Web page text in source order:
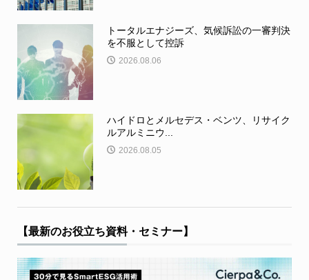
トータルエナジーズ、気候訴訟の一審判決
を不服として控訴
2026.08.06
ハイドロとメルセデス・ベンツ、リサイク
ルアルミニウ...
2026.08.05
【最新のお役立ち資料・セミナー】